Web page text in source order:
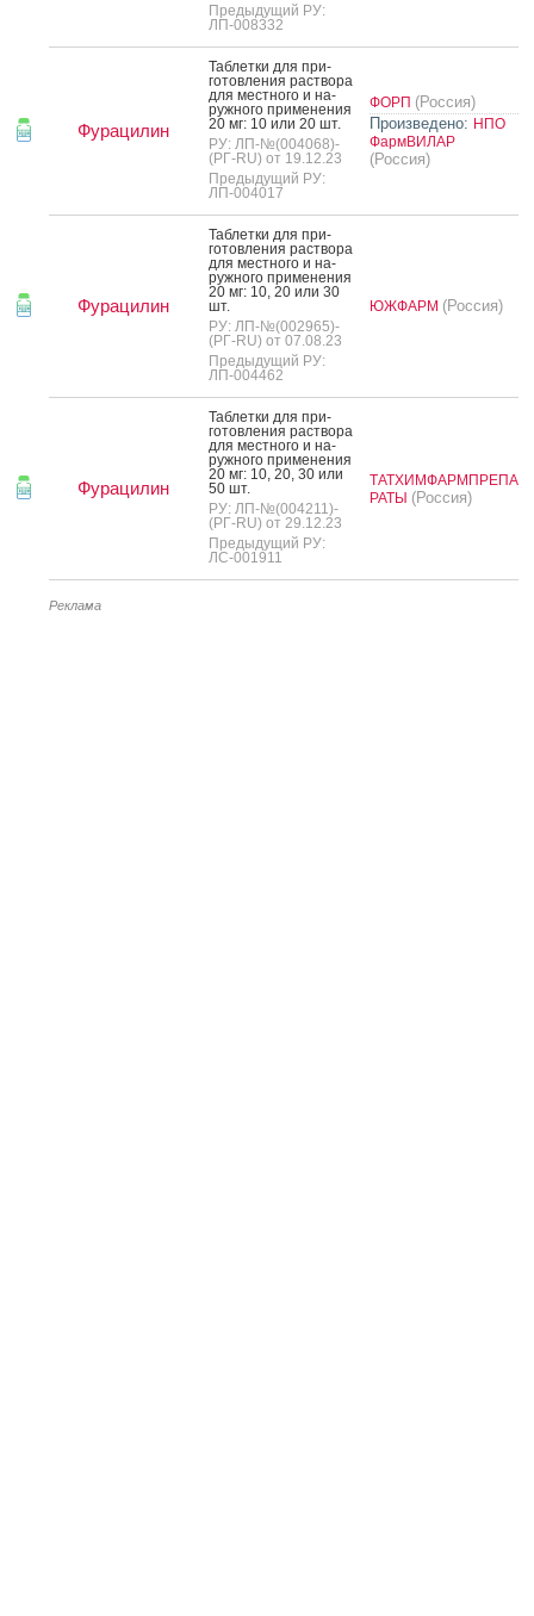
Предыдущий РУ:
ЛП-008332
Фурацилин
Таб­летки для при­
готов­ле­ния рас­тво­ра
для мес­тно­го и на­
руж­но­го при­мене­ния
20 мг: 10 или 20 шт.
РУ: ЛП-№(004068)-
(РГ-RU) от 19.12.23
Предыдущий РУ:
ЛП-004017
ФОРП (Россия)
Произведено: НПО
ФармВИЛАР
(Россия)
Фурацилин
Таб­летки для при­
готов­ле­ния рас­тво­ра
для мес­тно­го и на­
руж­но­го при­мене­ния
20 мг: 10, 20 или 30
шт.
РУ: ЛП-№(002965)-
(РГ-RU) от 07.08.23
Предыдущий РУ:
ЛП-004462
ЮЖФАРМ (Россия)
Фурацилин
Таб­летки для при­
готов­ле­ния рас­тво­ра
для мес­тно­го и на­
руж­но­го при­мене­ния
20 мг: 10, 20, 30 или
50 шт.
РУ: ЛП-№(004211)-
(РГ-RU) от 29.12.23
Предыдущий РУ:
ЛС-001911
ТАТХИМФАРМПРЕПА
РАТЫ (Россия)
Реклама